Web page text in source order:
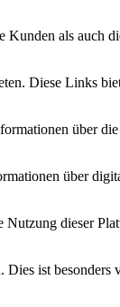
als auch
Diese Links
über
über
dieser
ist